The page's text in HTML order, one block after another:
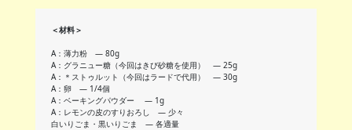
＜材料＞
A：薄力粉 ― 80g
A：グラニュー糖（今回はきび砂糖を使用） ― 25g
A：＊ストゥルット（今回はラードで代用） ― 30g
A：卵 ― 1/4個
A：ベーキングパウダー ― 1g
A：レモンの皮のすりおろし ― 少々
白いりごま・黒いりごま ― 各適量